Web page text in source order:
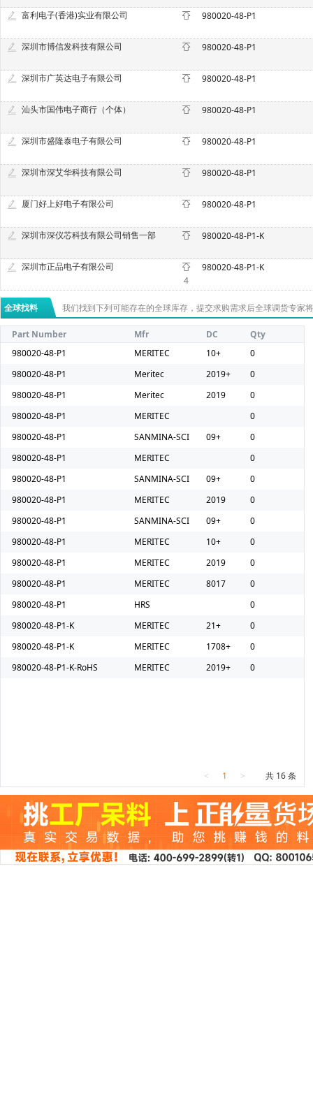
富利电子(香港)实业有限公司 980020-48-P1
深圳市博信发科技有限公司 980020-48-P1
深圳市广英达电子有限公司 980020-48-P1
汕头市国伟电子商行（个体） 980020-48-P1
深圳市盛隆泰电子有限公司 980020-48-P1
深圳市深艾华科技有限公司 980020-48-P1
厦门好上好电子有限公司 980020-48-P1
深圳市深仪芯科技有限公司销售一部 980020-48-P1-K
深圳市正品电子有限公司
4
980020-48-P1-K
全球找料 我们找到下列可能存在的全球库存，提交求购需求后全球调货专家
Part Number Mfr DC
Qty
980020-48-P1
MERITEC 10+
0
980020-48-P1
Meritec 2019+
0
980020-48-P1
Meritec 2019
0
980020-48-P1
MERITEC
0
980020-48-P1
SANMINA-SCI 09+
0
980020-48-P1
MERITEC
0
980020-48-P1
SANMINA-SCI 09+
0
980020-48-P1
MERITEC 2019
0
980020-48-P1
SANMINA-SCI 09+
0
980020-48-P1
MERITEC 10+
0
980020-48-P1
MERITEC 2019
0
980020-48-P1
MERITEC 8017
0
980020-48-P1
HRS
0
980020-48-P1-K
MERITEC 21+
0
980020-48-P1-K
MERITEC 1708+
0
980020-48-P1-K-RoHS
MERITEC 2019+ 0
< 1 > 共 16 条